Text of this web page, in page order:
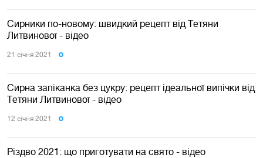
Сирники по-новому: швидкий рецепт від Тетяни
Литвинової - відео
21 сiчня 2021
Сирна запіканка без цукру: рецепт ідеальної випічки від
Тетяни Литвинової - відео
12 сiчня 2021
Різдво 2021: що приготувати на свято - відео